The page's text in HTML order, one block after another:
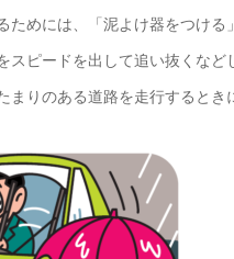
ためには、「泥よけ器をつけ
スピードを出して追い抜くな
まりのある道路を走行するとき